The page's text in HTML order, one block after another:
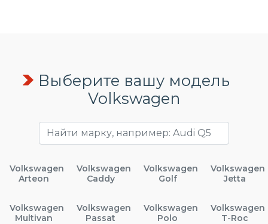
Выберите вашу модель
Volkswagen
Volkswagen
Arteon
Volkswagen
Caddy
Volkswagen
Golf
Volkswagen
Jetta
Volkswagen
Multivan
Volkswagen
Passat
Volkswagen
Polo
Volkswagen
T-Roc